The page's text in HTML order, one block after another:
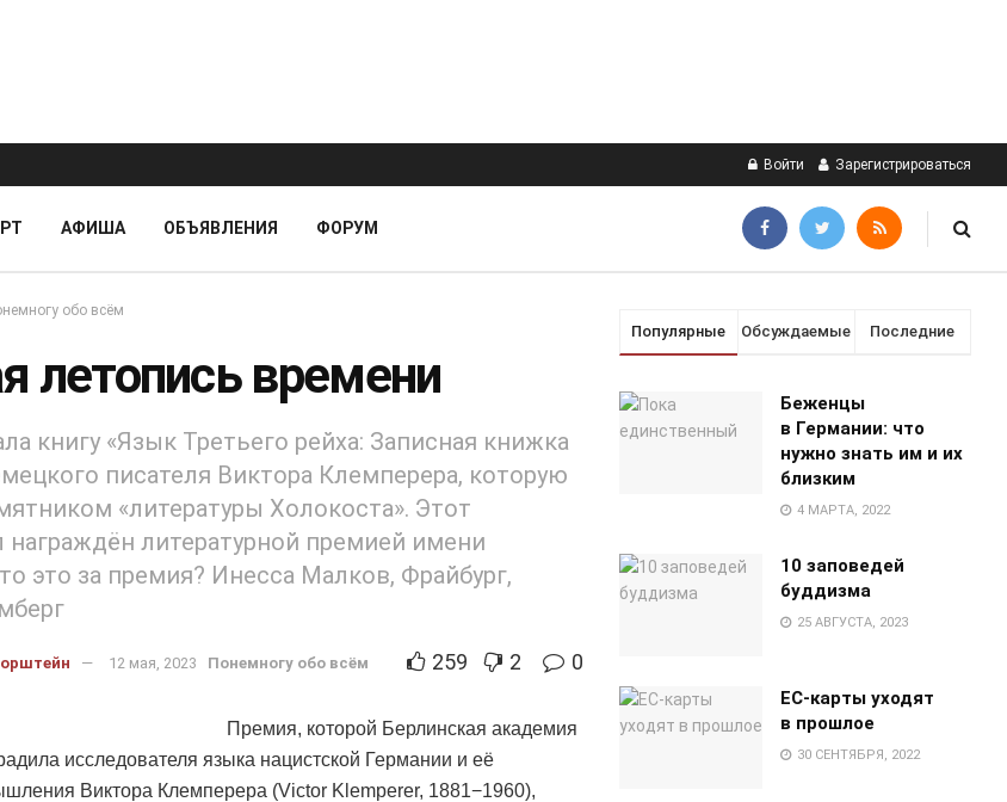
Войти Зарегистрироваться
АФИША ОБЪЯВЛЕНИЯ ФОРУМ
обо всём
летопись времени
книгу «Язык Третьего рейха: Записная книжка
писателя Виктора Клемперера, которую
«литературы Холокоста». Этот
награждён литературной премией имени
это за премия? Инесса Малков, Фрайбург,
12 мая, 2023 Понемногу обо всём 259 2 0
Премия, которой Берлинская академия
исследователя языка нацистской Германии и её
Виктора Клемперера (Victor Klemperer, 1881−1960),
Популярные Обсуждаемые Последние
Беженцы
в Германии: что
нужно знать им и их
близким
4 МАРТА, 2022
10 заповедей
буддизма
25 АВГУСТА, 2023
EC-карты уходят
в прошлое
30 СЕНТЯБРЯ, 2022